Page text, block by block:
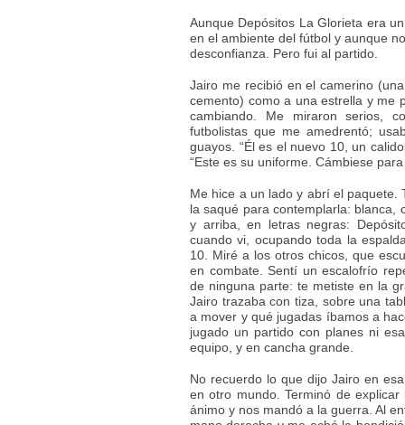
Aunque Depósitos La Glorieta era
en el ambiente del fútbol y aunque
desconfianza. Pero fui al partido.
Jairo me recibió en el camerino
cemento) como a una estrella y me
cambiando. Me miraron serios,
futbolistas que me amedrentó;
guayos. “Él es el nuevo 10, un
“Este es su uniforme. Cámbiese
Me hice a un lado y abrí el paquete.
la saqué para contemplarla: blanca,
y arriba, en letras negras:
cuando vi, ocupando toda la
10. Miré a los otros chicos, que
en combate. Sentí un escalofrío
de ninguna parte: te metiste en la
Jairo trazaba con tiza, sobre una
a mover y qué jugadas íbamos a
jugado un partido con planes ni
equipo, y en cancha grande.
No recuerdo lo que dijo Jairo en
en otro mundo. Terminó de
ánimo y nos mandó a la guerra. Al